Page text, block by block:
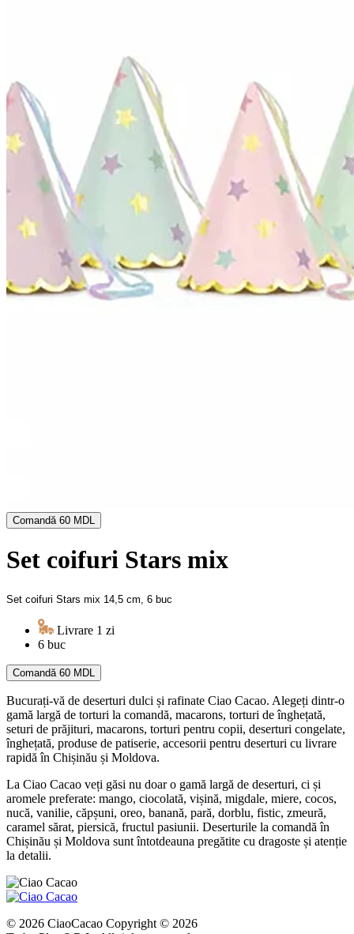
Comandă 60 MDL
Set coifuri Stars mix
Set coifuri Stars mix 14,5 cm, 6 buc
Livrare 1 zi
6 buc
Comandă 60 MDL
Bucurați-vă de deserturi dulci și rafinate Ciao Cacao. Alegeți dintr-o
gamă largă de torturi la comandă, macarons, torturi de înghețată,
seturi de prăjituri, macarons, torturi pentru copii, deserturi congelate,
înghețată, produse de patiserie, accesorii pentru deserturi cu livrare
rapidă în Chișinău și Moldova.
La Ciao Cacao veți găsi nu doar o gamă largă de deserturi, ci și
aromele preferate: mango, ciocolată, vișină, migdale, miere, cocos,
nucă, vanilie, căpșuni, oreo, banană, pară, dorblu, fistic, zmeură,
caramel sărat, piersică, fructul pasiunii. Deserturile la comandă în
Chișinău și Moldova sunt întotdeauna pregătite cu dragoste și atenție
la detalii.
© 2026 CiaoCacao Copyright © 2026